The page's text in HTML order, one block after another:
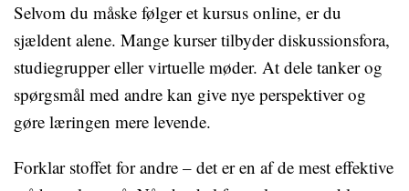
Selvom du måske følger et kursus online, er du
sjældent alene. Mange kurser tilbyder diskussionsfora,
studiegrupper eller virtuelle møder. At dele tanker og
spørgsmål med andre kan give nye perspektiver og
gøre læringen mere levende.
Forklar stoffet for andre – det er en af de mest effektive